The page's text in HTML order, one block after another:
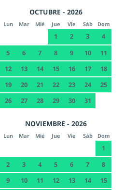
OCTUBRE - 2026
Lun Mar Mié Jue Vie Sáb Dom
1 2 3
4
5
6 7 8 9 10
11
12
13 14 15 16 17
18
19
20 21 22 23 24
25
26
27 28 29 30 31
NOVIEMBRE - 2026
Lun Mar Mié Jue Vie Sáb Dom
1
2
3 4 5 6 7
8
9
10 11 12 13 14
15